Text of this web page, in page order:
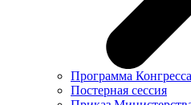
Программа Конгресса
Постерная сессия